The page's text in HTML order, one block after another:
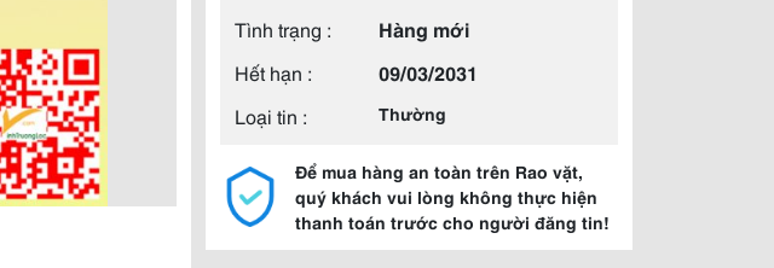
Tình trạng :
Hàng mới
Hết hạn :
09/03/2031
Loại tin :
Thường
Để mua hàng an toàn trên Rao vặt,
quý khách vui lòng không thực hiện
thanh toán trước cho người đăng tin!